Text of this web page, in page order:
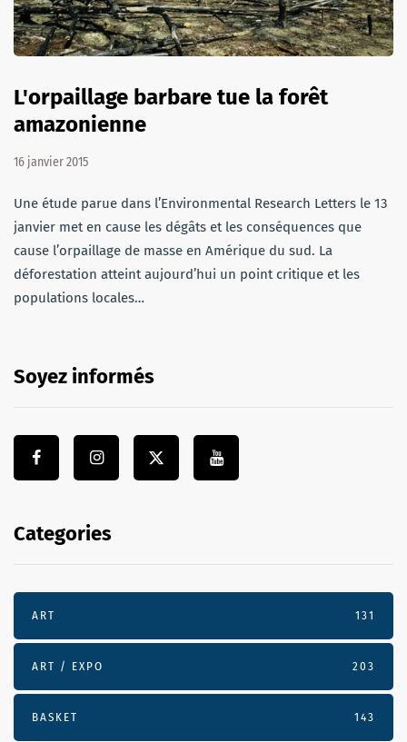
L'orpaillage barbare tue la forêt
amazonienne
16 janvier 2015
Une étude parue dans l’Environmental Research Letters le 13
janvier met en cause les dégâts et les conséquences que
cause l’orpaillage de masse en Amérique du sud. La
déforestation atteint aujourd’hui un point critique et les
populations locales…
Soyez informés
Categories
ART 131
ART / EXPO 203
BASKET 143